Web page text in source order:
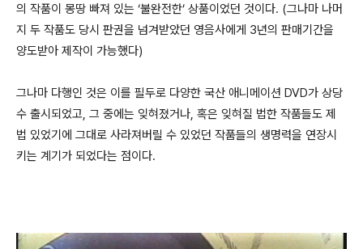
의 작품이 몽땅 빠져 있는 ‘불완전한’ 상품이었던 것이다. (그나마 나머
지 두 작품도 당시 판권을 넘겨받았던 영음사에게 3년의 판매기간을
양도받아 제작이 가능했다)
그나마 다행인 것은 이를 필두로 다양한 국산 애니메이션 DVD가 상당
수 출시되었고, 그 중에는 잊혀졌거나, 혹은 잊혀질 법한 작품들도 제
법 있었기에 그대로 사라져버릴 수 있었던 작품들의 생명력을 연장시
키는 계기가 되었다는 점이다.